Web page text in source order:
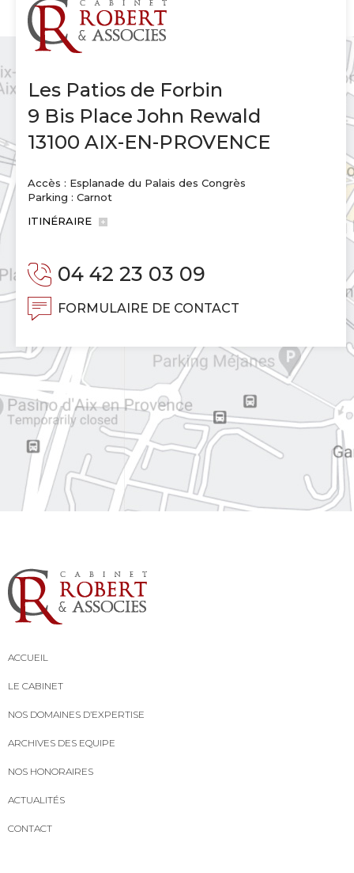
Les Patios de Forbin
9 Bis Place John Rewald
13100 AIX-EN-PROVENCE
Accès : Esplanade du Palais des Congrès
Parking : Carnot
ITINÉRAIRE
04 42 23 03 09
FORMULAIRE DE CONTACT
ACCUEIL
LE CABINET
NOS DOMAINES D’EXPERTISE
ARCHIVES DES EQUIPE
NOS HONORAIRES
ACTUALITÉS
CONTACT